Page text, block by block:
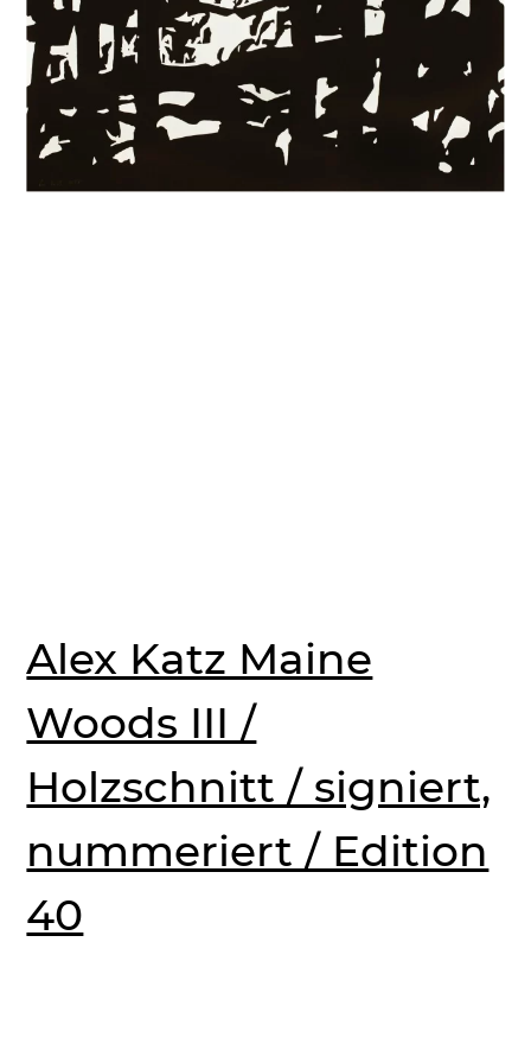
Alex Katz Maine
Woods III /
Holzschnitt / signiert,
nummeriert / Edition
40